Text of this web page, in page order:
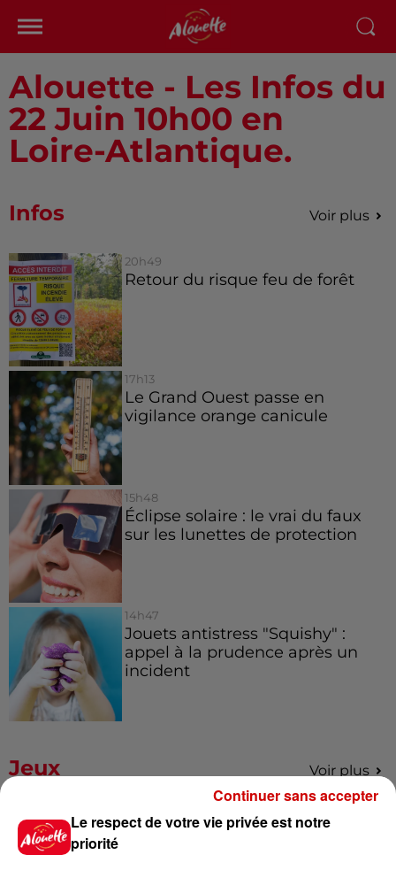
Alouette - Les Infos du
22 Juin 10h00 en
Loire-Atlantique.
Infos Voir plus
20h49
Retour du risque feu de forêt
17h13
Le Grand Ouest passe en
vigilance orange canicule
15h48
Éclipse solaire : le vrai du faux
sur les lunettes de protection
14h47
Jouets antistress "Squishy" :
appel à la prudence après un
incident
Jeux Voir plus
Gagnez vos places pour
l'événement Ride the Show à
Le respect de votre vie privée est notre
priorité
Continuer sans accepter